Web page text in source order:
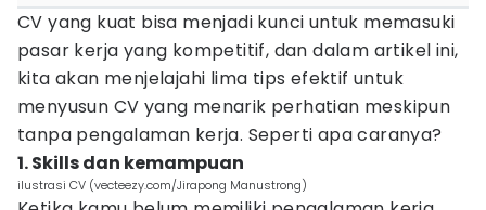
CV yang kuat bisa menjadi kunci untuk memasuki
pasar kerja yang kompetitif, dan dalam artikel ini,
kita akan menjelajahi lima tips efektif untuk
menyusun CV yang menarik perhatian meskipun
tanpa pengalaman kerja. Seperti apa caranya?
1. Skills dan kemampuan
ilustrasi CV (vecteezy.com/Jirapong Manustrong)